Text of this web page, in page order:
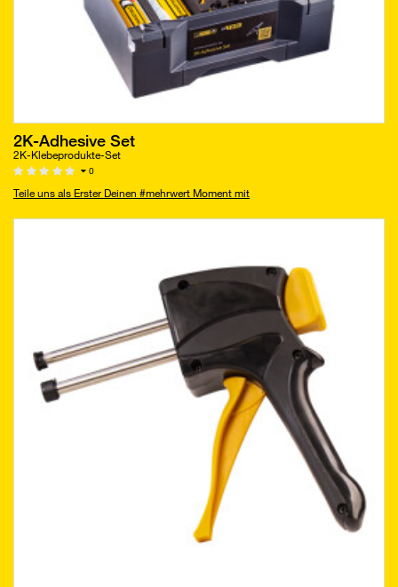
2K-Adhesive Set
2K-Klebeprodukte-Set
0
Teile uns als Erster Deinen #mehrwert Moment mit